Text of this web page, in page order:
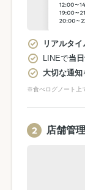
リアルタ
LINEで当
大切な通知
※食べログノート上
店舗管